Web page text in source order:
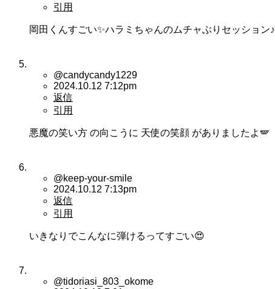
引用
岡田くんすごい✨ハラミちゃんのムチャぶりセッション♪
@candycandy1229
2024.10.12 7:12pm
返信
引用
悪魔の笑い方 の向こうに 天使の笑顔 がありましたよ🪽
@keep-your-smile
2024.10.12 7:13pm
返信
引用
いきなりでこんなに弾けるってすごい😍
@tidoriasi_803_okome